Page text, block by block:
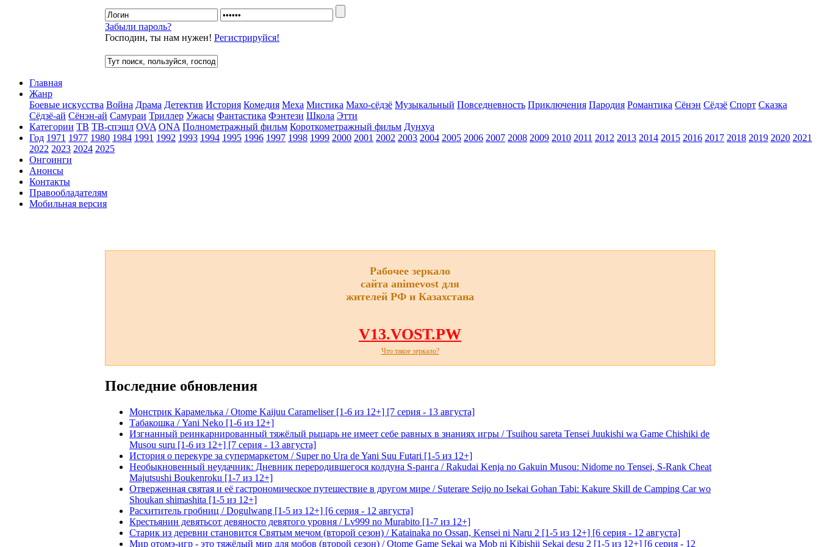
Забыли пароль?
Господин, ты нам нужен! Регистрируйся!
Главная
Жанр
Боевые искусства Война Драма Детектив История Комедия Меха Мистика Махо-сёдзё Музыкальный Повседневность Приключения Пародия Романтика Сёнэн Сёдзё Спорт Сказка
Сёдзё-ай Сёнэн-ай Самураи Триллер Ужасы Фантастика Фэнтези Школа Этти
Категории ТВ ТВ-спэшл OVA ONA Полнометражный фильм Короткометражный фильм Дунхуа
Год 1971 1977 1980 1984 1991 1992 1993 1994 1995 1996 1997 1998 1999 2000 2001 2002 2003 2004 2005 2006 2007 2008 2009 2010 2011 2012 2013 2014 2015 2016 2017 2018 2019 2020 2021
2022 2023 2024 2025
Онгоинги
Анонсы
Контакты
Правообладателям
Мобильная версия
Рабочее зеркало
сайта animevost для
жителей РФ и Казахстана
V13.VOST.PW
Что такое зеркало?
Последние обновления
Монстрик Карамелька / Otome Kaijuu Carameliser [1-6 из 12+] [7 серия - 13 августа]
Табакошка / Yani Neko [1-6 из 12+]
Изгнанный реинкарнированный тяжёлый рыцарь не имеет себе равных в знаниях игры / Tsuihou sareta Tensei Juukishi wa Game Chishiki de
Musou suru [1-6 из 12+] [7 серия - 13 августа]
История о перекуре за супермаркетом / Super no Ura de Yani Suu Futari [1-5 из 12+]
Необыкновенный неудачник: Дневник переродившегося колдуна S-ранга / Rakudai Kenja no Gakuin Musou: Nidome no Tensei, S-Rank Cheat
Majutsushi Boukenroku [1-7 из 12+]
Отверженная святая и её гастрономическое путешествие в другом мире / Suterare Seijo no Isekai Gohan Tabi: Kakure Skill de Camping Car wo
Shoukan shimashita [1-5 из 12+]
Расхититель гробниц / Dogulwang [1-5 из 12+] [6 серия - 12 августа]
Крестьянин девятьсот девяносто девятого уровня / Lv999 no Murabito [1-7 из 12+]
Старик из деревни становится Святым мечом (второй сезон) / Katainaka no Ossan, Kensei ni Naru 2 [1-5 из 12+] [6 серия - 12 августа]
Мир отомэ-игр - это тяжёлый мир для мобов (второй сезон) / Otome Game Sekai wa Mob ni Kibishii Sekai desu 2 [1-5 из 12+] [6 серия - 12